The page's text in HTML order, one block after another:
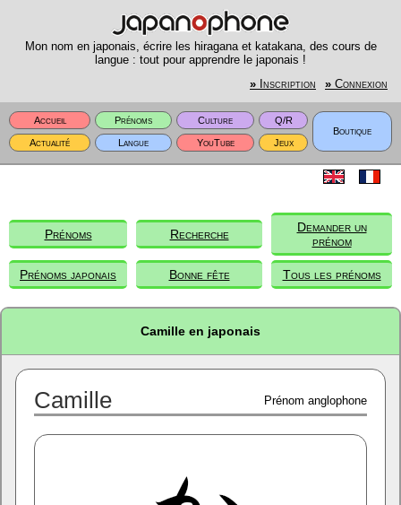
Mon nom en japonais, écrire les hiragana et katakana, des cours de
langue : tout pour apprendre le japonais !
» Inscription » Connexion
Accueil Prénoms Culture
Q/R
Boutique
Actualité
Langue YouTube Jeux
Prénoms Recherche
Demander un
prénom
Prénoms japonais Bonne fête Tous les prénoms
Camille en japonais
Camille Prénom anglophone